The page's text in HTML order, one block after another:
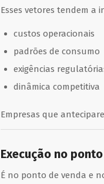
Esses vetores tendem a
custos operacionais
padrões de consumo
exigências
dinâmica competitiva
Empresas que
Execução no
É no ponto de venda e